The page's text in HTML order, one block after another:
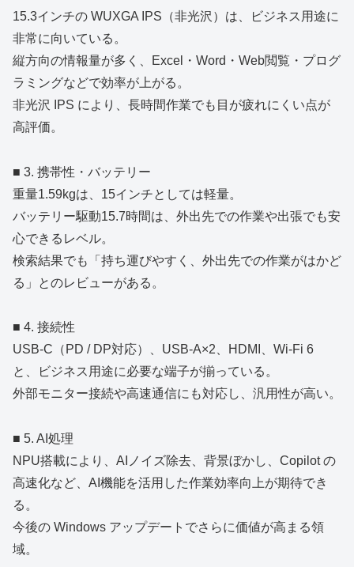
15.3インチの WUXGA IPS（非光沢）は、ビジネス用途に
非常に向いている。
縦方向の情報量が多く、Excel・Word・Web閲覧・プログ
ラミングなどで効率が上がる。
非光沢 IPS により、長時間作業でも目が疲れにくい点が
高評価。
■ 3. 携帯性・バッテリー
重量1.59kgは、15インチとしては軽量。
バッテリー駆動15.7時間は、外出先での作業や出張でも安
心できるレベル。
検索結果でも「持ち運びやすく、外出先での作業がはかど
る」とのレビューがある。
■ 4. 接続性
USB‑C（PD / DP対応）、USB‑A×2、HDMI、Wi‑Fi 6
と、ビジネス用途に必要な端子が揃っている。
外部モニター接続や高速通信にも対応し、汎用性が高い。
■ 5. AI処理
NPU搭載により、AIノイズ除去、背景ぼかし、Copilot の
高速化など、AI機能を活用した作業効率向上が期待でき
る。
今後の Windows アップデートでさらに価値が高まる領
域。